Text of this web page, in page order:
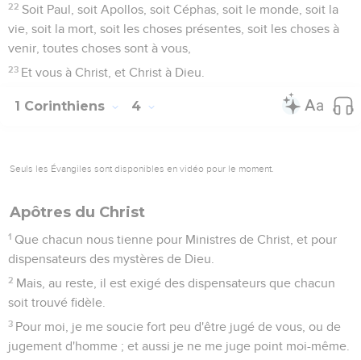
22 Soit Paul, soit Apollos, soit Céphas, soit le monde, soit la
vie, soit la mort, soit les choses présentes, soit les choses à
venir, toutes choses sont à vous,
23 Et vous à Christ, et Christ à Dieu.
1 Corinthiens 4
Seuls les Évangiles sont disponibles en vidéo pour le moment.
Apôtres du Christ
1 Que chacun nous tienne pour Ministres de Christ, et pour
dispensateurs des mystères de Dieu.
2 Mais, au reste, il est exigé des dispensateurs que chacun
soit trouvé fidèle.
3 Pour moi, je me soucie fort peu d'être jugé de vous, ou de
jugement d'homme ; et aussi je ne me juge point moi-même.